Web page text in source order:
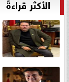
الأكثر قراءةً